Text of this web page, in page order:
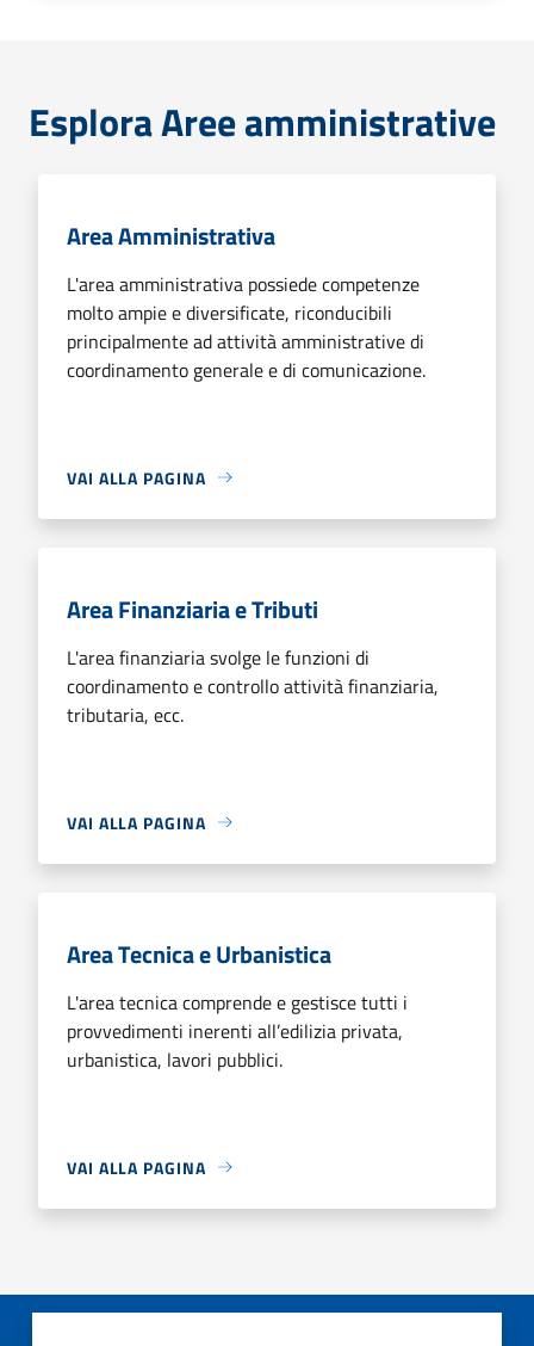
Esplora Aree amministrative
Area Amministrativa
L'area amministrativa possiede competenze
molto ampie e diversificate, riconducibili
principalmente ad attività amministrative di
coordinamento generale e di comunicazione.
VAI ALLA PAGINA
Area Finanziaria e Tributi
L'area finanziaria svolge le funzioni di
coordinamento e controllo attività finanziaria,
tributaria, ecc.
VAI ALLA PAGINA
Area Tecnica e Urbanistica
L'area tecnica comprende e gestisce tutti i
provvedimenti inerenti all’edilizia privata,
urbanistica, lavori pubblici.
VAI ALLA PAGINA